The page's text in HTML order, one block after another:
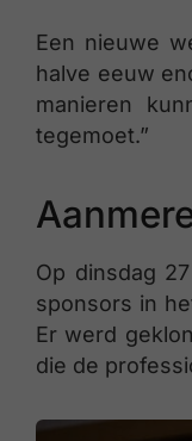
Een nieuwe
halve eeuw
manieren
tegemoet.”
Op dinsdag
sponsors in
Er werd
die de